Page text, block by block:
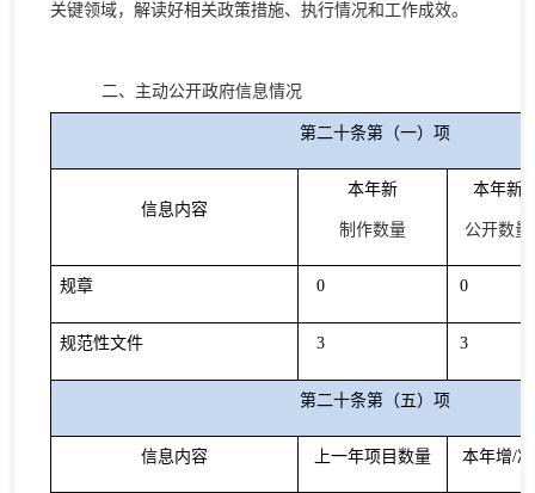
关键领域，解读好相关政策措施、执行情况和工作成效。
二、主动公开政府信息情况
第二十条第（一）项
信息内容
本年新
制作数量
本年新
公开数量
规章 0 0
规范性文件 3 3
第二十条第（五）项
信息内容 上一年项目数量 本年增/减